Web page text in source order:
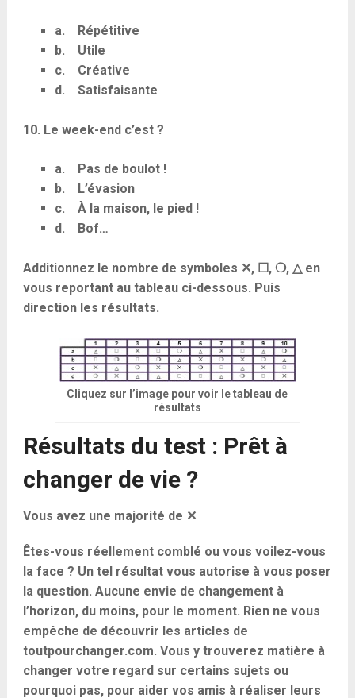
a. Répétitive
b. Utile
c. Créative
d. Satisfaisante
10. Le week-end c’est ?
a. Pas de boulot !
b. L’évasion
c. À la maison, le pied !
d. Bof…
Additionnez le nombre de symboles ✕, ☐, ❍, △ en
vous reportant au tableau ci-dessous. Puis
direction les résultats.
Cliquez sur l’image pour voir le tableau de
résultats
Résultats du test : Prêt à
changer de vie ?
Vous avez une majorité de ✕
Êtes-vous réellement comblé ou vous voilez-vous
la face ? Un tel résultat vous autorise à vous poser
la question. Aucune envie de changement à
l’horizon, du moins, pour le moment. Rien ne vous
empêche de découvrir les articles de
toutpourchanger.com. Vous y trouverez matière à
changer votre regard sur certains sujets ou
pourquoi pas, pour aider vos amis à réaliser leurs